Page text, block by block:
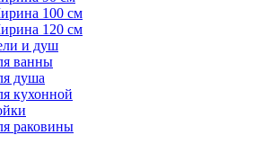
100 см
120 см
и душ
ванны
душа
кухонной
раковины